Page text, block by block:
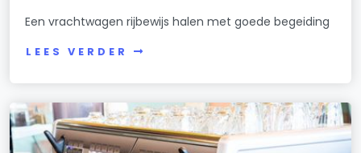
Een vrachtwagen rijbewijs halen met goede begeiding
LEES VERDER